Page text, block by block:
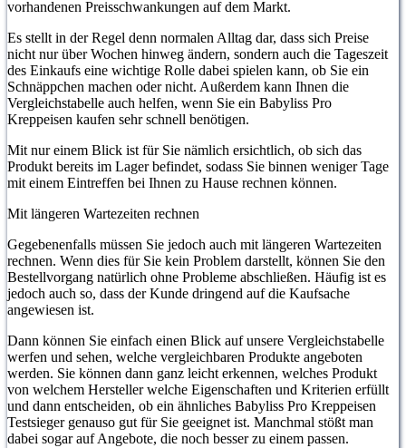
vorhandenen Preisschwankungen auf dem Markt.
Es stellt in der Regel denn normalen Alltag dar, dass sich Preise
nicht nur über Wochen hinweg ändern, sondern auch die Tageszeit
des Einkaufs eine wichtige Rolle dabei spielen kann, ob Sie ein
Schnäppchen machen oder nicht. Außerdem kann Ihnen die
Vergleichstabelle auch helfen, wenn Sie ein Babyliss Pro
Kreppeisen kaufen sehr schnell benötigen.
Mit nur einem Blick ist für Sie nämlich ersichtlich, ob sich das
Produkt bereits im Lager befindet, sodass Sie binnen weniger Tage
mit einem Eintreffen bei Ihnen zu Hause rechnen können.
Mit längeren Wartezeiten rechnen
Gegebenenfalls müssen Sie jedoch auch mit längeren Wartezeiten
rechnen. Wenn dies für Sie kein Problem darstellt, können Sie den
Bestellvorgang natürlich ohne Probleme abschließen. Häufig ist es
jedoch auch so, dass der Kunde dringend auf die Kaufsache
angewiesen ist.
Dann können Sie einfach einen Blick auf unsere Vergleichstabelle
werfen und sehen, welche vergleichbaren Produkte angeboten
werden. Sie können dann ganz leicht erkennen, welches Produkt
von welchem Hersteller welche Eigenschaften und Kriterien erfüllt
und dann entscheiden, ob ein ähnliches Babyliss Pro Kreppeisen
Testsieger genauso gut für Sie geeignet ist. Manchmal stößt man
dabei sogar auf Angebote, die noch besser zu einem passen.